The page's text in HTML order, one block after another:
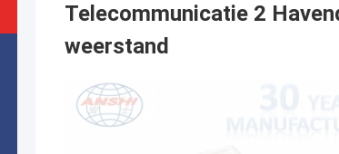
Telecommunicatie 2
weerstand